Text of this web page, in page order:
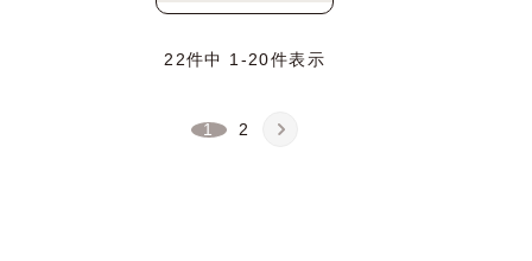
22件中 1-20件表示
1 2